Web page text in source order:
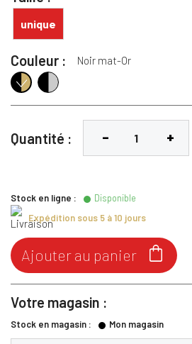
unique
Couleur : Noir mat-Or
Noir mat-OrNoir mat-Argent
Quantité :
Stock en ligne :
Disponible
Expédition sous 5 à 10 jours

Ajouter au panier
Votre magasin :
Stock en magasin : Mon magasin